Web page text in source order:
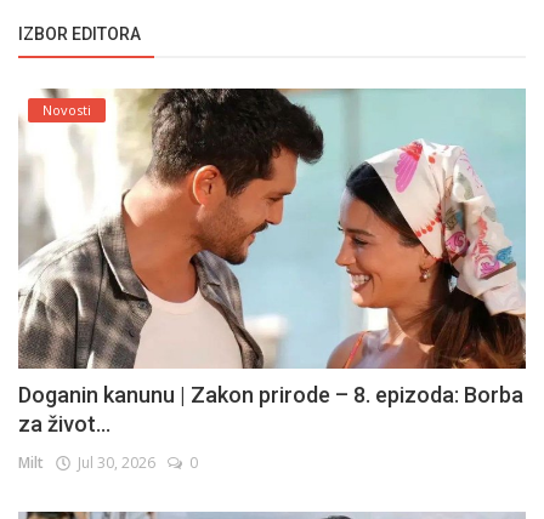
IZBOR EDITORA
Novosti
Doganin kanunu | Zakon prirode – 8. epizoda: Borba
za život...
Milt Jul 30, 2026 0